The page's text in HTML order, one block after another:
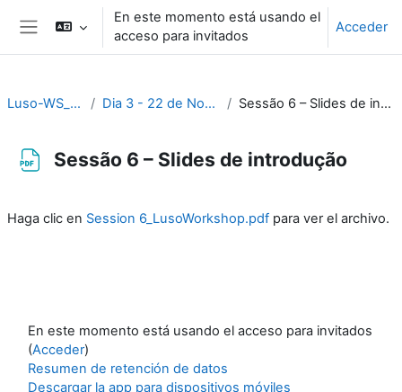
Salta al contenido principal
Panel lateral
En este momento está usando el
acceso para invitados
Acceder
Luso-WS_2023 Dia 3 - 22 de Novembro Sessão 6 – Slides de introdução
Sessão 6 – Slides de introdução
Haga clic en Session 6_LusoWorkshop.pdf para ver el archivo.
En este momento está usando el acceso para invitados
(Acceder)
Resumen de retención de datos
Descargar la app para dispositivos móviles